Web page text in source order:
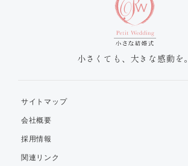
小さくても、大きな感動を。
サイトマップ
会社概要
採用情報
関連リンク